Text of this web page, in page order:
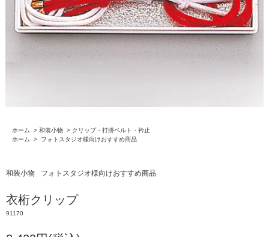
ホーム > 和装小物 > クリップ・打掛ベルト・衿止
ホーム
> フォトスタジオ様向けおすすめ商品
和装小物 フォトスタジオ様向けおすすめ商品
衣桁クリップ
91170